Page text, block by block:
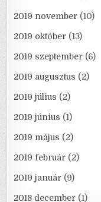
2019 november (10)
2019 október (13)
2019 szeptember (6)
2019 augusztus (2)
2019 július (2)
2019 június (1)
2019 május (2)
2019 február (2)
2019 január (9)
2018 december (1)